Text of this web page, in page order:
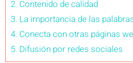
2. Contenido de calidad
3. La importancia de las
4. Conecta con otras páginas
5. Difusión por redes sociales